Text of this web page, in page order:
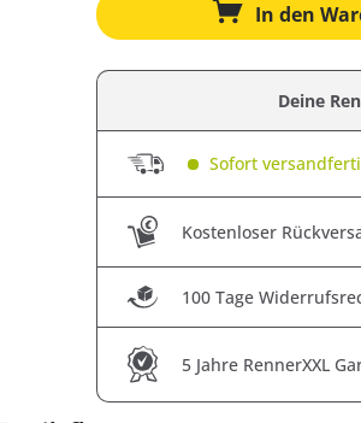
In den
Deine
Sofort
Kostenloser
100 Tage
5 Jahre RennerXXL